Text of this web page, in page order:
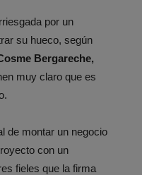
por un
su hueco, según
Bergareche,
muy claro que es
de montar un negocio
con un
fieles que la firma